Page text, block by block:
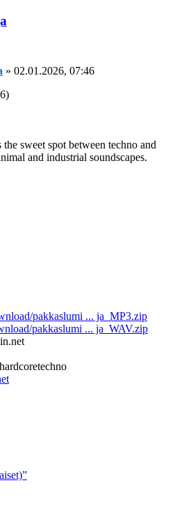
» 02.01.2026, 07:46
sweet spot between techno and
and industrial soundscapes.
pakkaslumi ... ja_MP3.zip
pakkaslumi ... ja_WAV.zip